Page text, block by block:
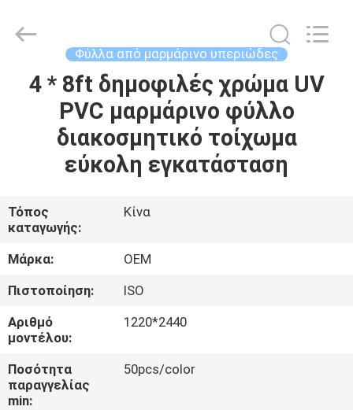
ΣΠΊΤΙ
ΠΡΟΪΌΝΤΑ
ΕΜΕΊΣ
ΓΎΡΟΣ
ΕΡΓΟΣΤΑΣΊΩΝ
ΠΟΙΟΤΙΚΌΣ
ΈΛΕΓΧΟΣ
Material
CO.,LTD.
Φύλλα από μαρμάρινο υπεριώδες
4 * 8ft δημοφιλές χρώμα UV
PVC μαρμάρινο φύλλο
διακοσμητικό τοίχωμα
εύκολη εγκατάσταση
Τόπος
καταγωγής:
Κίνα
Μάρκα:
OEM
Πιστοποίηση:
ISO
Αριθμό
μοντέλου:
1220*2440
Ποσότητα
παραγγελίας
min:
50pcs/color